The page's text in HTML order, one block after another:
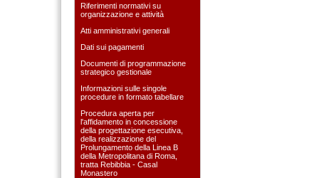
Riferimenti normativi su
organizzazione e attività
Atti amministrativi generali
Dati sui pagamenti
Documenti di programmazione
strategico gestionale
Informazioni sulle singole
procedure in formato tabellare
Procedura aperta per
l'affidamento in concessione
della progettazione esecutiva,
della realizzazione del
Prolungamento della Linea B
della Metropolitana di Roma,
tratta Rebibbia - Casal
Monastero